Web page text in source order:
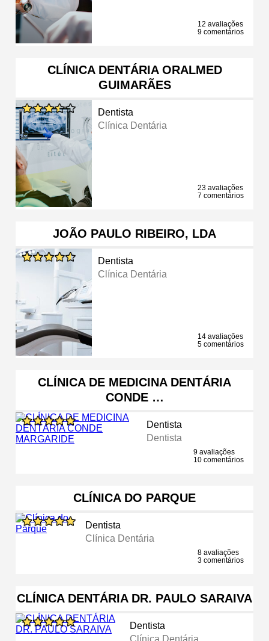
12 avaliações
9 comentários
CLÍNICA DENTÁRIA ORALMED
GUIMARÃES
Dentista
Clínica Dentária
23 avaliações
7 comentários
JOÃO PAULO RIBEIRO, LDA
Dentista
Clínica Dentária
14 avaliações
5 comentários
CLÍNICA DE MEDICINA DENTÁRIA
CONDE …
Dentista
Dentista
9 avaliações
10 comentários
CLÍNICA DO PARQUE
Dentista
Clínica Dentária
8 avaliações
3 comentários
CLÍNICA DENTÁRIA DR. PAULO SARAIVA
Dentista
Clínica Dentária